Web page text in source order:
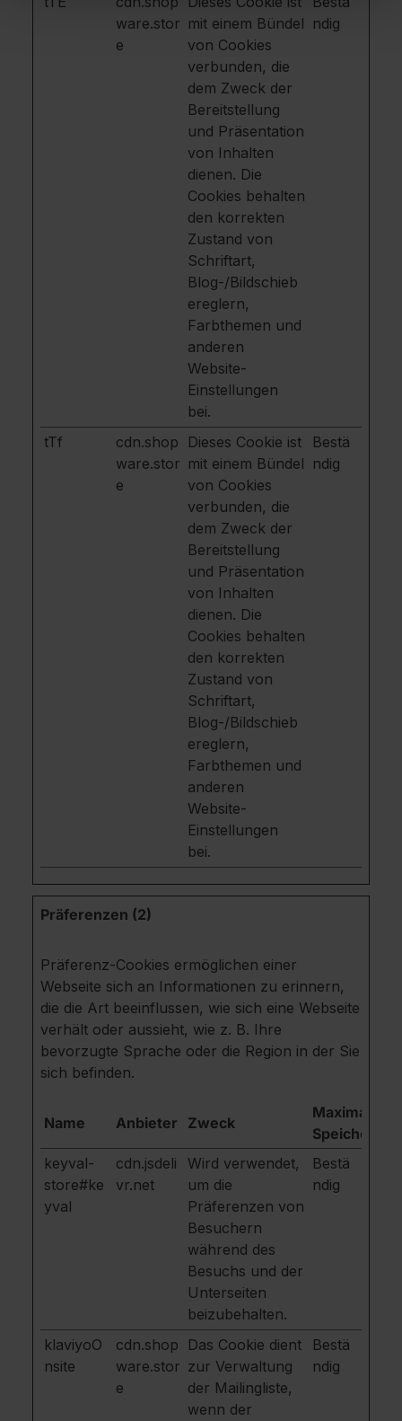
ware.stor
e
mit einem Bündel
von Cookies
verbunden, die
dem Zweck der
Bereitstellung
und Präsentation
von Inhalten
dienen. Die
Cookies behalten
den korrekten
Zustand von
Schriftart,
Blog-/Bildschieb
ereglern,
Farbthemen und
anderen
Website-
Einstellungen
bei.
ndig
tTf
cdn.shop
ware.stor
e
Dieses Cookie ist
mit einem Bündel
von Cookies
verbunden, die
dem Zweck der
Bereitstellung
und Präsentation
von Inhalten
dienen. Die
Cookies behalten
den korrekten
Zustand von
Schriftart,
Blog-/Bildschieb
ereglern,
Farbthemen und
anderen
Website-
Einstellungen
bei.
Bestä
ndig
Präferenzen (2)
Präferenz-Cookies ermöglichen einer
Webseite sich an Informationen zu erinnern,
die die Art beeinflussen, wie sich eine Webseite
verhält oder aussieht, wie z. B. Ihre
bevorzugte Sprache oder die Region in der Sie
sich befinden.
Name Anbieter Zweck
Maximale
keyval-
store#ke
yval
cdn.jsdeli
vr.net
Wird verwendet,
um die
Präferenzen von
Besuchern
während des
Besuchs und der
Unterseiten
beizubehalten.
Bestä
ndig
klaviyoO
nsite
cdn.shop
ware.stor
e
Das Cookie dient
zur Verwaltung
der Mailingliste,
wenn der
Bestä
ndig